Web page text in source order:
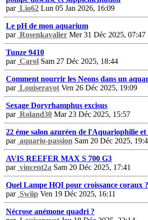
par Lio62 Lun 05 Jan 2026, 16:09
Le pH de mon aquarium
par Rosenkavalier Mer 31 Déc 2025, 07:47
Tunze 9410
par Carol Sam 27 Déc 2025, 18:44
Comment nourrir les Neons dans un
par Louiseravot Ven 26 Déc 2025, 19:09
Sexage Doryrhamphus excisus
par Roland30 Mar 23 Déc 2025, 15:57
22 éme salon azuréen de l'Aquariophilie
par aquario-passion Sam 20 Déc 2025,
AVIS REEFER MAX S 700 G3
par vincent2a Sam 20 Déc 2025, 17:41
Quel Lampe HQI pour croissance coraux ?
par Swiip Ven 19 Déc 2025, 16:11
Nécrose anémone quadri ?